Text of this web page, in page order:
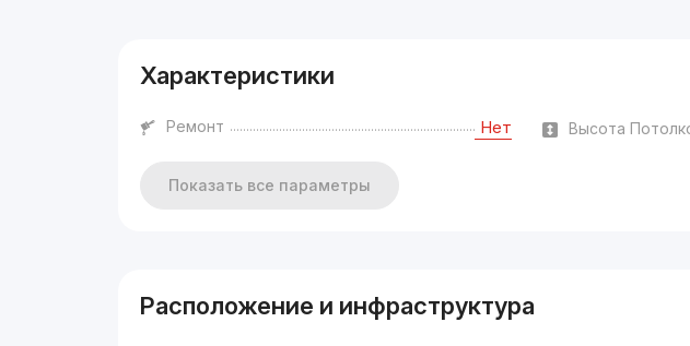
Характеристики
Ремонт Нет Высота
Показать все параметры
Расположение и инфраструктура